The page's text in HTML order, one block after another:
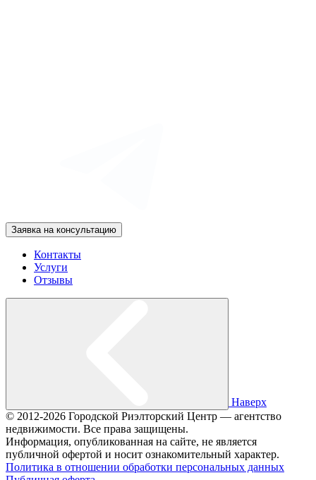
Заявка на консультацию
Контакты
Услуги
Отзывы
Наверх
© 2012-2026 Городской Риэлторский Центр — агентство
недвижимости. Все права защищены.
Информация, опубликованная на сайте, не является
публичной офертой и носит ознакомительный характер.
Политика в отношении обработки персональных данных